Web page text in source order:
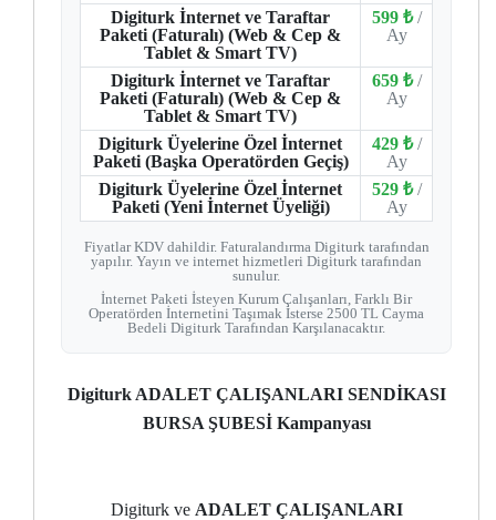
Digiturk İnternet ve Taraftar
Paketi (Faturalı) (Web & Cep &
Tablet & Smart TV)
599 ₺ /
Ay
Digiturk İnternet ve Taraftar
Paketi (Faturalı) (Web & Cep &
Tablet & Smart TV)
659 ₺ /
Ay
Digiturk Üyelerine Özel İnternet
Paketi (Başka Operatörden Geçiş)
429 ₺ /
Ay
Digiturk Üyelerine Özel İnternet
Paketi (Yeni İnternet Üyeliği)
529 ₺ /
Ay
Fiyatlar KDV dahildir. Faturalandırma Digiturk tarafından
yapılır. Yayın ve internet hizmetleri Digiturk tarafından
sunulur.
İnternet Paketi İsteyen Kurum Çalışanları, Farklı Bir
Operatörden İnternetini Taşımak İsterse 2500 TL Cayma
Bedeli Digiturk Tarafından Karşılanacaktır.
Digiturk ADALET ÇALIŞANLARI SENDİKASI
BURSA ŞUBESİ Kampanyası
Digiturk ve ADALET ÇALIŞANLARI